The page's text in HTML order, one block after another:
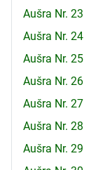
Aušra Nr. 23
Aušra Nr. 24
Aušra Nr. 25
Aušra Nr. 26
Aušra Nr. 27
Aušra Nr. 28
Aušra Nr. 29